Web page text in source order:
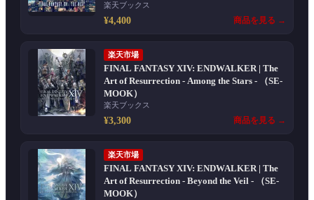
楽天ブックス
¥4,400 商品を見る →
楽天市場
FINAL FANTASY XIV: ENDWALKER | The
Art of Resurrection - Among the Stars - （SE-
MOOK）
楽天ブックス
¥3,300 商品を見る →
楽天市場
FINAL FANTASY XIV: ENDWALKER | The
Art of Resurrection - Beyond the Veil - （SE-
MOOK）